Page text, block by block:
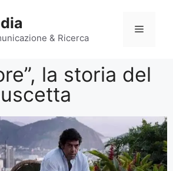
& Ricerca
la storia del